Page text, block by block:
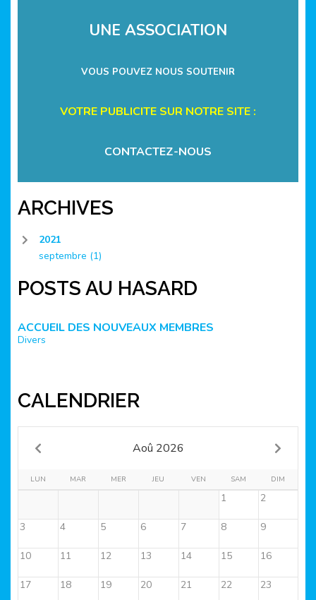
UNE ASSOCIATION
VOUS POUVEZ NOUS SOUTENIR
VOTRE PUBLICITE SUR NOTRE SITE :
CONTACTEZ-NOUS
ARCHIVES
2021
septembre (1)
POSTS AU HASARD
ACCUEIL DES NOUVEAUX MEMBRES
Divers
CALENDRIER
Aoû 2026
LUN MAR MER JEU VEN SAM DIM
1 2
3 4 5 6 7 8 9
10 11 12 13 14 15 16
17 18 19 20 21 22 23